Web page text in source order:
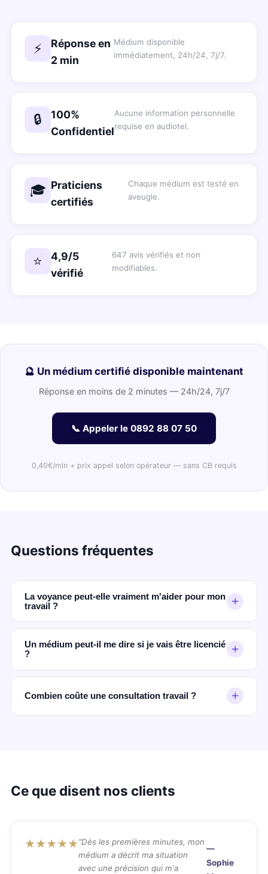
⚡
Réponse en
2 min
Médium disponible
immédiatement, 24h/24, 7j/7.
🔒
100%
Confidentiel
Aucune information personnelle
requise en audiotel.
🎓 Praticiens
certifiés
Chaque médium est testé en
aveugle.
⭐
4,9/5
vérifié
647 avis vérifiés et non
modifiables.
🔮 Un médium certifié disponible maintenant
Réponse en moins de 2 minutes — 24h/24, 7j/7
📞 Appeler le 0892 88 07 50
0,40€/min + prix appel selon opérateur — sans CB requis
Questions fréquentes
La voyance peut-elle vraiment m'aider pour mon
travail ?
+
Oui — de nombreux clients consultent nos
médiums pour des décisions professionnelles
importantes. Ils perçoivent les probabilités et les
tendances que les analyses rationnelles ne
Un médium peut-il me dire si je vais être licencié
?
+
Un médium honnête ne donne pas de certitude
absolue, mais peut percevoir des tensions ou des
Combien coûte une consultation travail ? +
Ce que disent nos clients
★★★★★"Dès les premières minutes, mon
médium a décrit ma situation
avec une précision qui m'a
—
Sophie